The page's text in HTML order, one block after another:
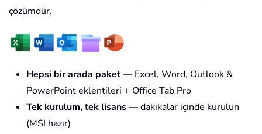
çözümdür.
Hepsi bir arada paket— Excel, Word, Outlook &
PowerPoint eklentileri + Office Tab Pro
Tek kurulum, tek lisans— dakikalar içinde kurulun
(MSI hazır)